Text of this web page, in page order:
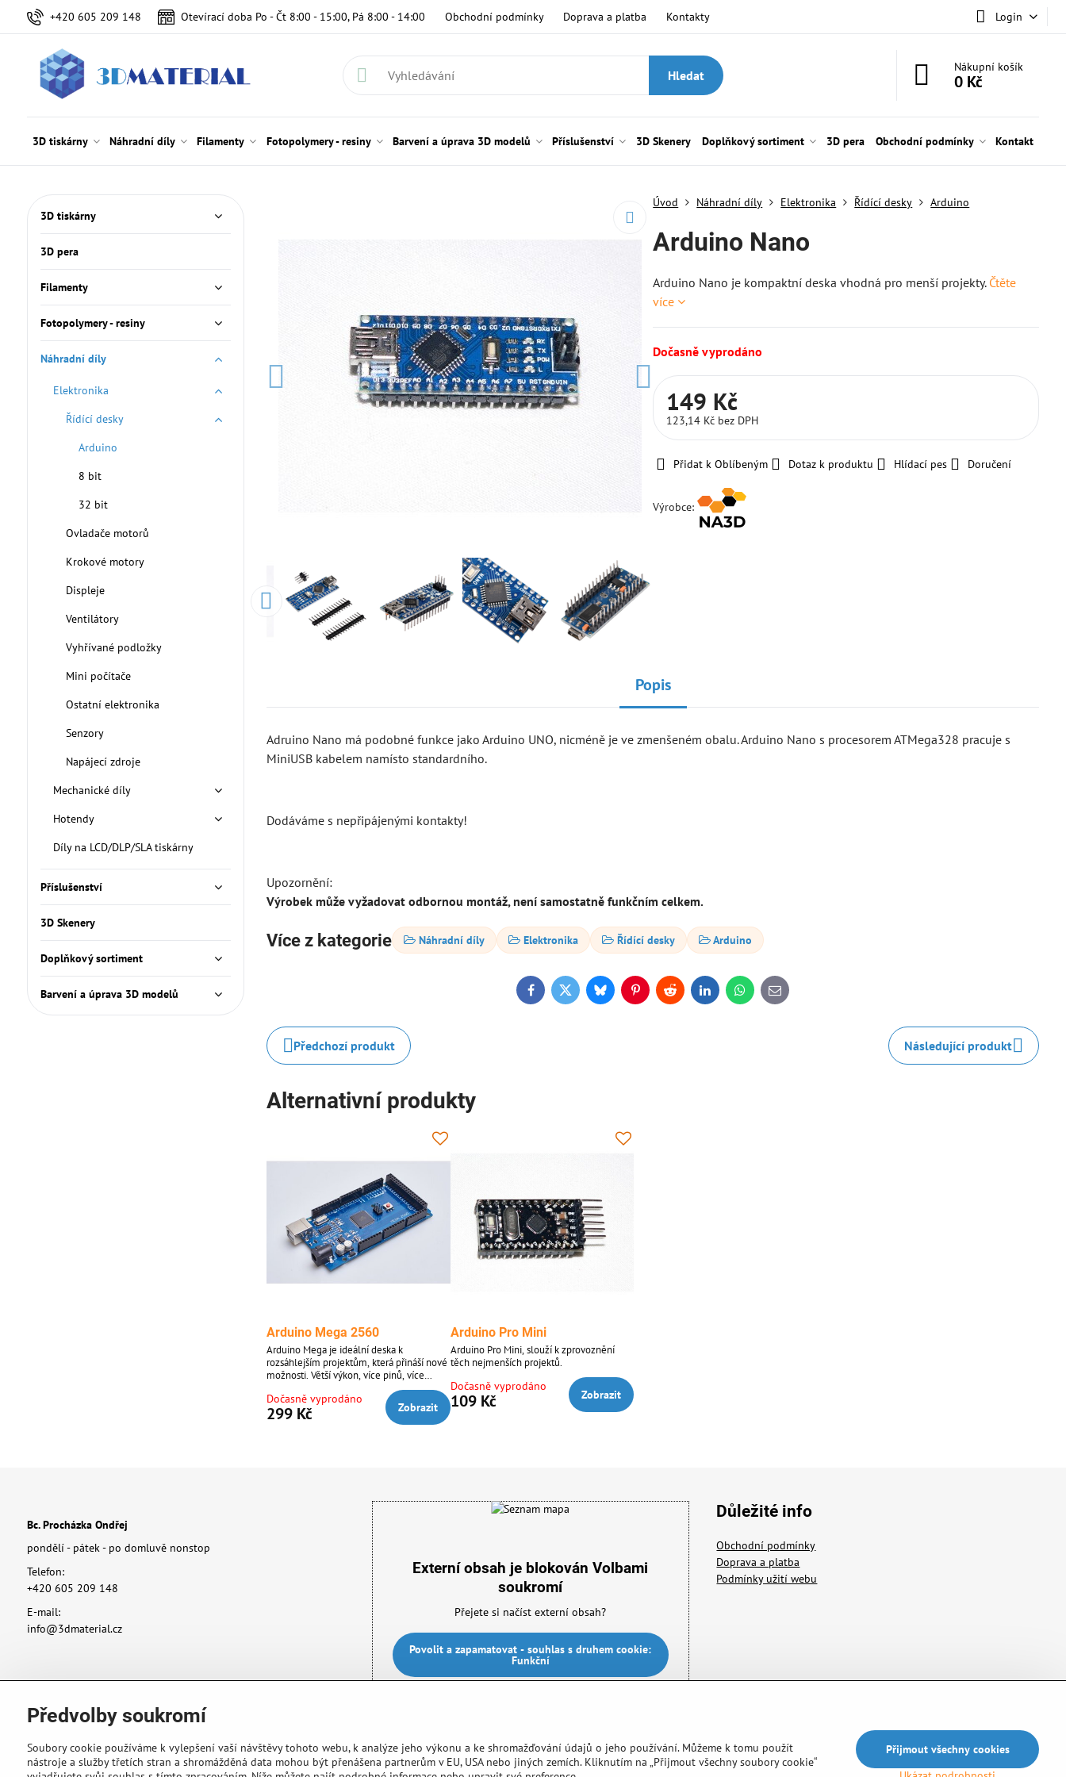
+420 605 209 148 Otevírací doba Po - Čt 8:00 - 15:00, Pá 8:00 - 14:00 Obchodní podmínky Doprava a platba Kontakty Login
Hledat
Nákupní košík
0 Kč
3D tiskárny Náhradní díly Filamenty Fotopolymery - resiny Barvení a úprava 3D modelů Příslušenství 3D Skenery Doplňkový sortiment 3D pera Obchodní podmínky Kontakt
Úvod Náhradní díly Elektronika Řídící desky Arduino
Arduino Nano
Arduino Nano je kompaktní deska vhodná pro menší projekty. Čtěte
více
Dočasně vyprodáno
149 Kč
123,14 Kč bez DPH
Přidat k Oblíbeným Dotaz k produktu Hlídací pes Doručení
Výrobce:
Popis
Adruino Nano má podobné funkce jako Arduino UNO, nicméně je ve zmenšeném obalu. Arduino Nano s procesorem ATMega328 pracuje s
MiniUSB kabelem namísto standardního.
Dodáváme s nepřipájenými kontakty!
Upozornění:
Výrobek může vyžadovat odbornou montáž, není samostatně funkčním celkem.
Více z kategorie Náhradní díly Elektronika Řídící desky Arduino
FacebookTwitterBlueskyPinterestRedditLinkedInWhatsApp
E-
mail
Předchozí produkt Následující produkt
Alternativní produkty
Arduino Mega 2560
Arduino Mega je ideální deska k
rozsáhlejším projektům, která přináší nové
možnosti. Větší výkon, více pinů, více
prostoru pro Vaše projekty to je Arduino
Mega 2560. Jedná se o klon s CH340
předřadníkem.
Dočasně vyprodáno
299 Kč Zobrazit
Arduino Pro Mini
Arduino Pro Mini, slouží k zprovoznění
těch nejmenších projektů.
Dočasně vyprodáno
109 Kč Zobrazit
3D tiskárny
3D pera
Filamenty
Fotopolymery - resiny
Náhradní díly
Elektronika
Řídící desky
Arduino
8 bit
32 bit
Ovladače motorů
Krokové motory
Displeje
Ventilátory
Vyhřívané podložky
Mini počítače
Ostatní elektronika
Senzory
Napájecí zdroje
Mechanické díly
Hotendy
Díly na LCD/DLP/SLA tiskárny
Příslušenství
3D Skenery
Doplňkový sortiment
Barvení a úprava 3D modelů
Bc. Procházka Ondřej
pondělí - pátek - po domluvě nonstop
Telefon:
+420 605 209 148
E-mail:
info@3dmaterial.cz
Externí obsah je blokován Volbami
soukromí
Přejete si načíst externí obsah?
Povolit a zapamatovat - souhlas s druhem cookie:
Funkční
Důležité info
Obchodní podmínky
Doprava a platba
Podmínky užití webu
Předvolby soukromí
Soubory cookie používáme k vylepšení vaší návštěvy tohoto webu, k analýze jeho výkonu a ke shromažďování údajů o jeho používání. Můžeme k tomu použít
nástroje a služby třetích stran a shromážděná data mohou být přenášena partnerům v EU, USA nebo jiných zemích. Kliknutím na „Přijmout všechny soubory cookie“
Přijmout všechny cookies